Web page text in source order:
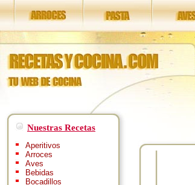
Nuestras Recetas
Aperitivos
Arroces
Aves
Bebidas
Bocadillos